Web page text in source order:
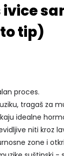
tip)
proces.
tragaš za
idealne
niti kroz
zone i